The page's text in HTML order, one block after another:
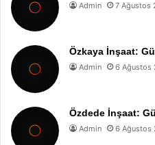
Admin 7 Ağustos
Özkaya İnşaat:
Admin 6 Ağustos
Özdede İnşaat:
Admin 6 Ağustos